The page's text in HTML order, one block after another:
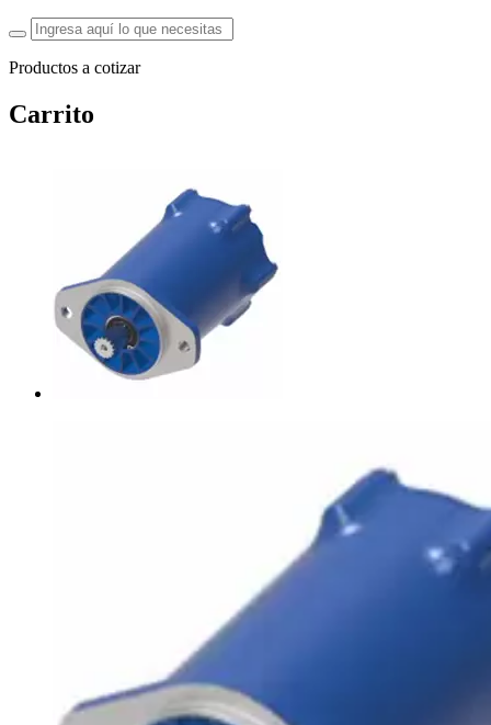
Productos a cotizar
Carrito